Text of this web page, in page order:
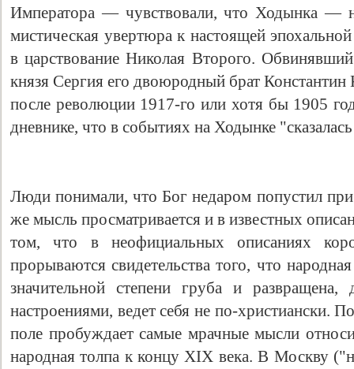
Императора — чувствовали, что Ходынка —
мистическая увертюра к настоящей
в царствование Николая Второго.
князя Сергия его двоюродный брат Константин
после революции 1917-го или хотя бы 1905
дневнике, что в событиях на Ходынке
Люди понимали, что Бог недаром попустил
же мысль просматривается и в известных
том, что в неофициальных описаниях
прорываются свидетельства того, что
значительной степени груба и
настроениями, ведет себя не по-христиански.
поле пробуждает самые мрачные мысли
народная толпа к концу ХIХ века. В Москву